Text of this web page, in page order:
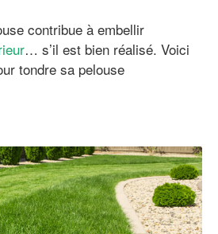
contribue à embellir
… s’il est bien réalisé. Voici
tondre sa pelouse